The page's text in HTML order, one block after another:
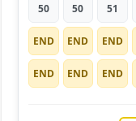
50 50 51
END END END
END END END